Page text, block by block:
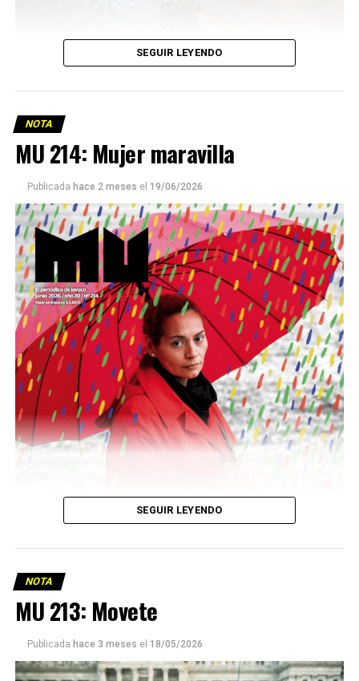
Este número 215 de MU ☝️viene con doble tapa, que
podría ser una frase:
Sin chamuyo, a remarla.
Descargar la Mu en PDF
Viaje a la vida en el Delta: Y la nave
SEGUIR LEYENDO
NOTA
MU 214: Mujer maravilla
Publicada hace 2 meses el 19/06/2026
SEGUIR LEYENDO
NOTA
MU 213: Movete
Publicada hace 3 meses el 18/05/2026